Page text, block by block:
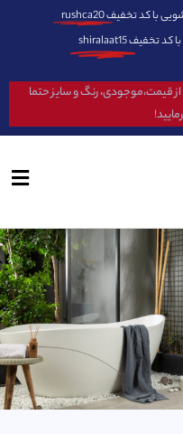
rushca20
shiralaat15
از قیمت،موجودی، رنگ و سایز حتما